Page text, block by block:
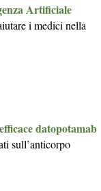
Artificiale
i medici nella
datopotamab
sull’anticorpo